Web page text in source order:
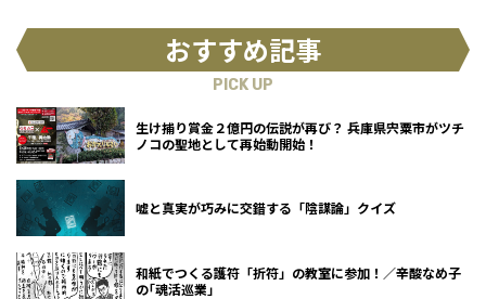
おすすめ記事
PICK UP
生け捕り賞金２億円の伝説が再び？ 兵庫県宍粟市がツチ
ノコの聖地として再始動開始！
嘘と真実が巧みに交錯する「陰謀論」クイズ
和紙でつくる護符「折符」の教室に参加！／辛酸なめ子
の｢魂活巡業｣